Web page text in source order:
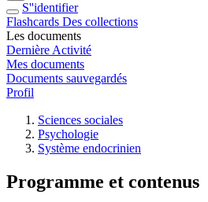
S''identifier
Flashcards Des collections
Les documents
Dernière Activité
Mes documents
Documents sauvegardés
Profil
Sciences sociales
Psychologie
Système endocrinien
Programme et contenus